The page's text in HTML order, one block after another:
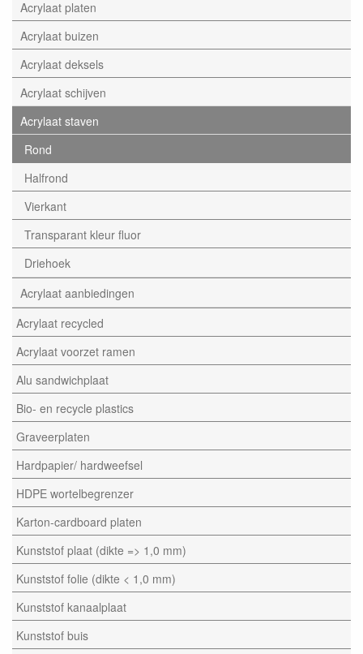
Acrylaat platen
Acrylaat buizen
Acrylaat deksels
Acrylaat schijven
Acrylaat staven
Rond
Halfrond
Vierkant
Transparant kleur fluor
Driehoek
Acrylaat aanbiedingen
Acrylaat recycled
Acrylaat voorzet ramen
Alu sandwichplaat
Bio- en recycle plastics
Graveerplaten
Hardpapier/ hardweefsel
HDPE wortelbegrenzer
Karton-cardboard platen
Kunststof plaat (dikte => 1,0 mm)
Kunststof folie (dikte < 1,0 mm)
Kunststof kanaalplaat
Kunststof buis